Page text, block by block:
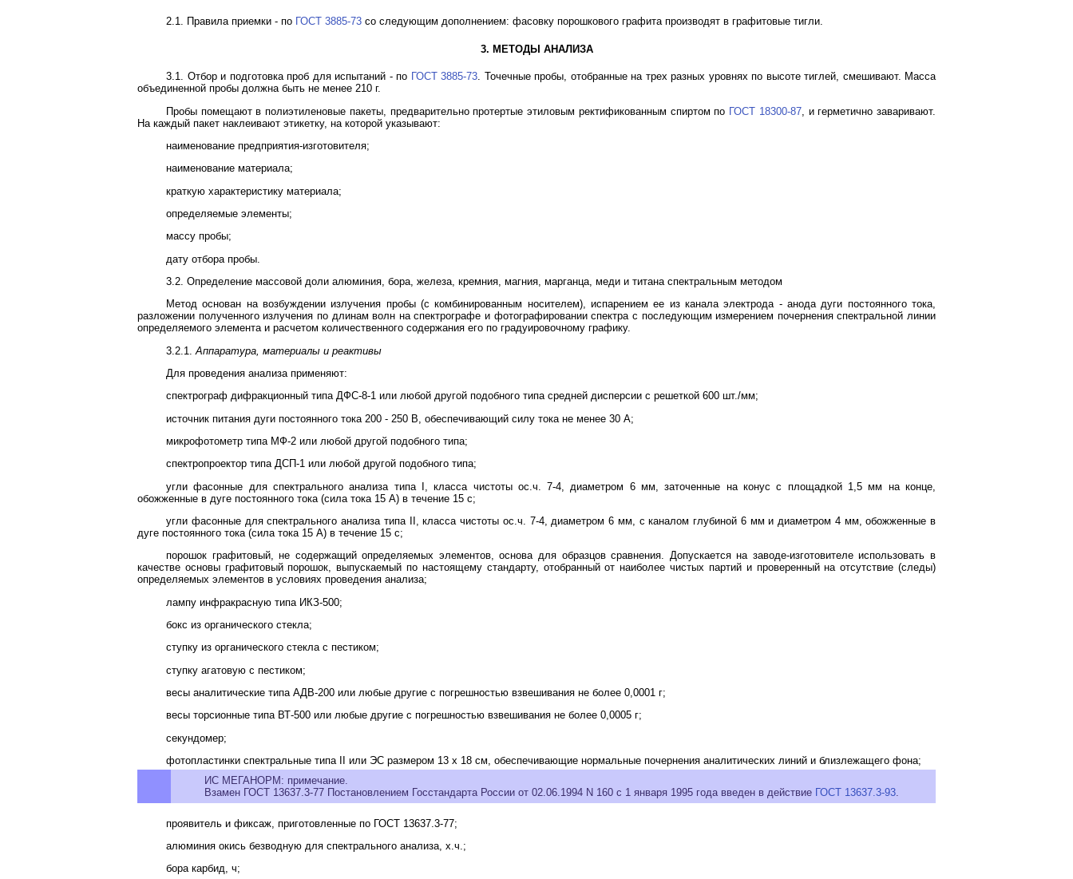
2.1. Правила приемки - по ГОСТ 3885-73 со следующим дополнением: фасовку порошкового графита производят в графитовые тигли.
3. МЕТОДЫ АНАЛИЗА
3.1. Отбор и подготовка проб для испытаний - по ГОСТ 3885-73. Точечные пробы, отобранные на трех разных уровнях по высоте тиглей, смешивают. Масса
объединенной пробы должна быть не менее 210 г.
Пробы помещают в полиэтиленовые пакеты, предварительно протертые этиловым ректификованным спиртом по ГОСТ 18300-87, и герметично заваривают.
На каждый пакет наклеивают этикетку, на которой указывают:
наименование предприятия-изготовителя;
наименование материала;
краткую характеристику материала;
определяемые элементы;
массу пробы;
дату отбора пробы.
3.2. Определение массовой доли алюминия, бора, железа, кремния, магния, марганца, меди и титана спектральным методом
Метод основан на возбуждении излучения пробы (с комбинированным носителем), испарением ее из канала электрода - анода дуги постоянного тока,
разложении полученного излучения по длинам волн на спектрографе и фотографировании спектра с последующим измерением почернения спектральной линии
определяемого элемента и расчетом количественного содержания его по градуировочному графику.
3.2.1. Аппаратура, материалы и реактивы
Для проведения анализа применяют:
спектрограф дифракционный типа ДФС-8-1 или любой другой подобного типа средней дисперсии с решеткой 600 шт./мм;
источник питания дуги постоянного тока 200 - 250 В, обеспечивающий силу тока не менее 30 А;
микрофотометр типа МФ-2 или любой другой подобного типа;
спектропроектор типа ДСП-1 или любой другой подобного типа;
угли фасонные для спектрального анализа типа I, класса чистоты ос.ч. 7-4, диаметром 6 мм, заточенные на конус с площадкой 1,5 мм на конце,
обожженные в дуге постоянного тока (сила тока 15 А) в течение 15 с;
угли фасонные для спектрального анализа типа II, класса чистоты ос.ч. 7-4, диаметром 6 мм, с каналом глубиной 6 мм и диаметром 4 мм, обожженные в
дуге постоянного тока (сила тока 15 А) в течение 15 с;
порошок графитовый, не содержащий определяемых элементов, основа для образцов сравнения. Допускается на заводе-изготовителе использовать в
качестве основы графитовый порошок, выпускаемый по настоящему стандарту, отобранный от наиболее чистых партий и проверенный на отсутствие (следы)
определяемых элементов в условиях проведения анализа;
лампу инфракрасную типа ИКЗ-500;
бокс из органического стекла;
ступку из органического стекла с пестиком;
ступку агатовую с пестиком;
весы аналитические типа АДВ-200 или любые другие с погрешностью взвешивания не более 0,0001 г;
весы торсионные типа ВТ-500 или любые другие с погрешностью взвешивания не более 0,0005 г;
секундомер;
фотопластинки спектральные типа II или ЭС размером 13 x 18 см, обеспечивающие нормальные почернения аналитических линий и близлежащего фона;
ИС МЕГАНОРМ: примечание.
Взамен ГОСТ 13637.3-77 Постановлением Госстандарта России от 02.06.1994 N 160 с 1 января 1995 года введен в действие ГОСТ 13637.3-93.
проявитель и фиксаж, приготовленные по ГОСТ 13637.3-77;
алюминия окись безводную для спектрального анализа, х.ч.;
бора карбид, ч;